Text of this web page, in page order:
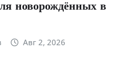
новорождённых в
Авг 2, 2026